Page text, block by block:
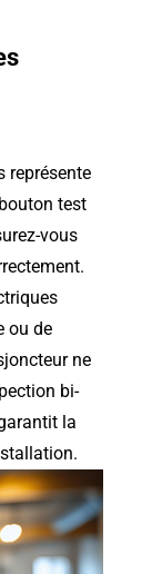
représente
test
vous
ou de
ne
bi-
la